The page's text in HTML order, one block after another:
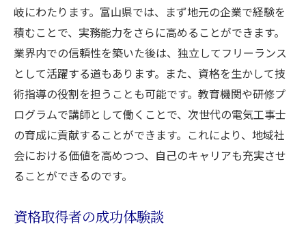
岐にわたります。富山県では、まず地元の企業で経験を
積むことで、実務能力をさらに高めることができます。
業界内での信頼性を築いた後は、独立してフリーランス
として活躍する道もあります。また、資格を生かして技
術指導の役割を担うことも可能です。教育機関や研修プ
ログラムで講師として働くことで、次世代の電気工事士
の育成に貢献することができます。これにより、地域社
会における価値を高めつつ、自己のキャリアも充実させ
ることができるのです。
資格取得者の成功体験談